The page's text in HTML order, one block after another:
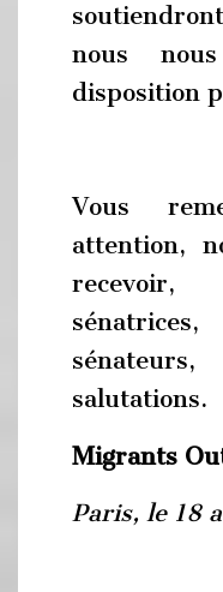
nous
disposition
Vous
attention,
recevoir,
salutations.
Migrants
Paris, le 18